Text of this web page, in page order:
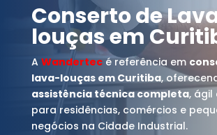
Conserto de
louças em
A Wandertecé referência em
lava-louças em Curitiba,
assistência técnica completa, ágil
para residências, comércios e
negócios na Cidade Industrial.